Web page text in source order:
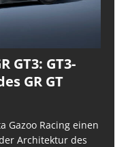
GT3: GT3-
GR GT
Gazoo Racing einen
Architektur des